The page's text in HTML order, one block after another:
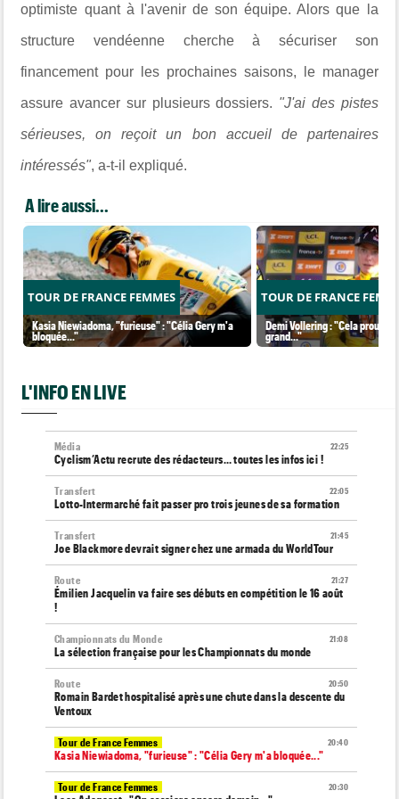
optimiste quant à l'avenir de son équipe. Alors que la
structure vendéenne cherche à sécuriser son
financement pour les prochaines saisons, le manager
assure avancer sur plusieurs dossiers. "J'ai des pistes
sérieuses, on reçoit un bon accueil de partenaires
intéressés", a-t-il expliqué.
A lire aussi...
TOUR DE FRANCE FEMMES
Kasia Niewiadoma, "furieuse" : "Célia Gery m'a
bloquée..."
TOUR DE FRANCE
Demi Vollering : "Cela prouve
grand..."
L'INFO EN LIVE
22:25
Média
Cyclism’Actu recrute des rédacteurs… toutes les infos ici !
22:05
Transfert
Lotto-Intermarché fait passer pro trois jeunes de sa formation
21:45
Transfert
Joe Blackmore devrait signer chez une armada du WorldTour
21:27
Route
Émilien Jacquelin va faire ses débuts en compétition le 16 août
!
21:08
Championnats du Monde
La sélection française pour les Championnats du monde
20:50
Route
Romain Bardet hospitalisé après une chute dans la descente du
Ventoux
20:40
Tour de France Femmes
Kasia Niewiadoma, "furieuse" : "Célia Gery m'a bloquée..."
20:30
Tour de France Femmes